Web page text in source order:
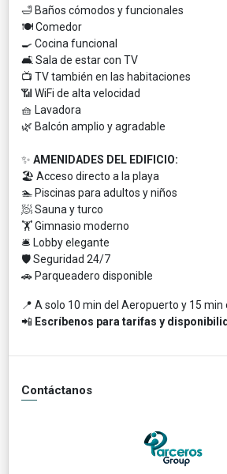
🛁 Baños cómodos y funcionales
🍽️ Comedor
🍳 Cocina funcional
🛋️ Sala de estar con TV
📺 TV también en las habitaciones
📶 WiFi de alta velocidad
🧺 Lavadora
🌿 Balcón amplio y agradable
✨ AMENIDADES DEL EDIFICIO:
🏖️ Acceso directo a la playa
🏊 Piscinas para adultos y niños
🧖 Sauna y turco
🏋️ Gimnasio moderno
🛎️ Lobby elegante
🛡️ Seguridad 24/7
🚗 Parqueadero disponible
📍 A solo 10 min del Aeropuerto y 15 min
📲 Escríbenos para tarifas y
Contáctanos